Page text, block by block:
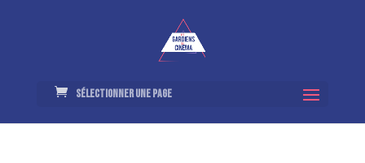
Sélectionner une page